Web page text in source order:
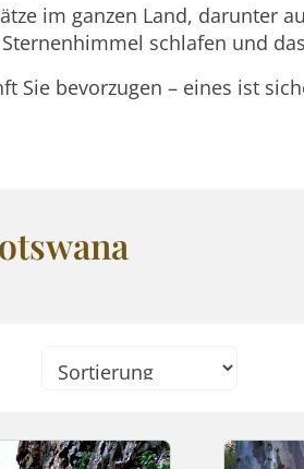
im ganzen Land, darunter
schlafen und
Sie bevorzugen – eines ist